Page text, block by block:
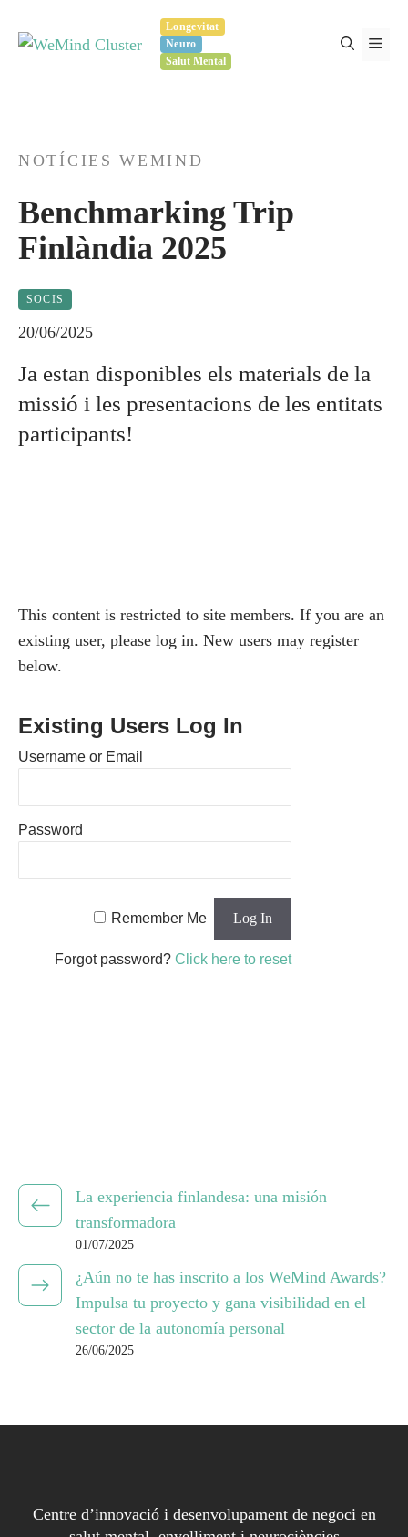
Longevitat
Neuro
Salut Mental
NOTÍCIES WEMIND
Benchmarking Trip
Finlàndia 2025
SOCIS
20/06/2025
Ja estan disponibles els materials de la
missió i les presentacions de les entitats
participants!
This content is restricted to site members. If you are an
existing user, please log in. New users may register
below.
Existing Users Log In
Username or Email
Password
Remember Me
Forgot password? Click here to reset
La experiencia finlandesa: una misión
transformadora
01/07/2025
¿Aún no te has inscrito a los WeMind Awards?
Impulsa tu proyecto y gana visibilidad en el
sector de la autonomía personal
26/06/2025
Centre d’innovació i desenvolupament de negoci en